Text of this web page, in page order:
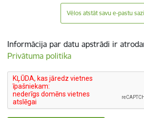
Vēlos atstāt savu e-pastu
Informācija par datu apstrādi ir
Privātuma politika